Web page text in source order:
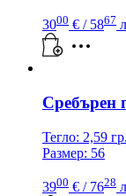
3000 € / 5867
Сребърен
Тегло: 2,59 гр.
Размер: 56
3900 € / 7628